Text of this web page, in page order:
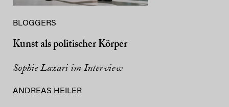
BLOGGERS
Kunst als politischer Körper
Sophie Lazari im Interview
ANDREAS HEILER